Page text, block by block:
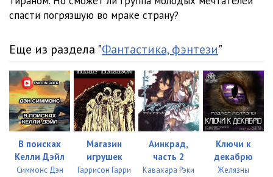
спасти погрязшую во мраке страну?
Еще из раздела "Фантастика, фэнтези"
В поисках
Келли Дэйл
Симмонс Дэн
Магазин
игрушек
Гаррисон Гарри
Аинкрад,
часть 2
Кавахара Рэки
Ключи к
декабрю
Желязны